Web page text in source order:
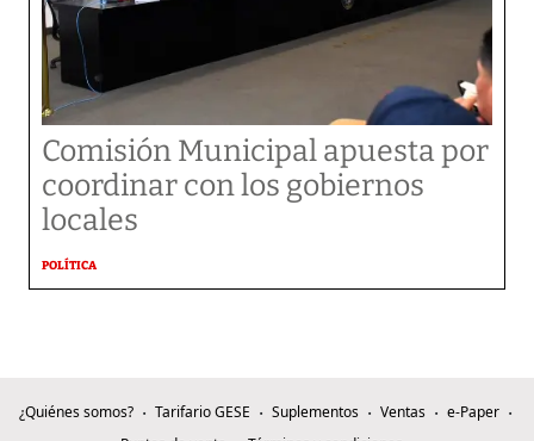
Comisión Municipal apuesta por
coordinar con los gobiernos
locales
POLÍTICA
¿Quiénes somos? Tarifario GESE Suplementos Ventas
e-Paper